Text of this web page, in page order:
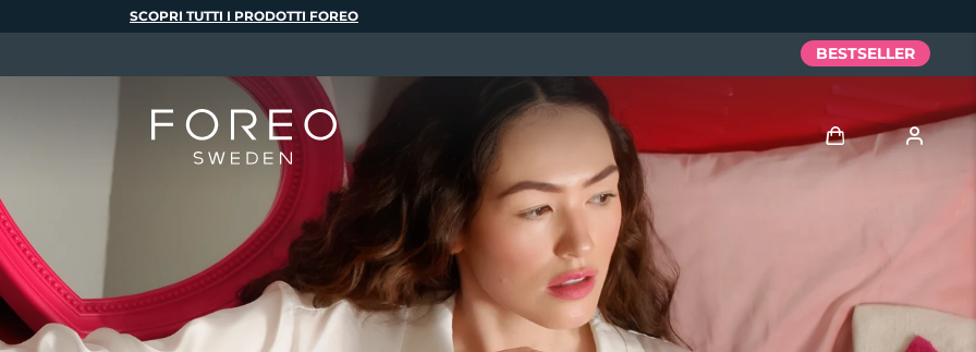
SCOPRI TUTTI I PRODOTTI FOREO
BESTSELLER
Profilo utente
I miei dispositivi